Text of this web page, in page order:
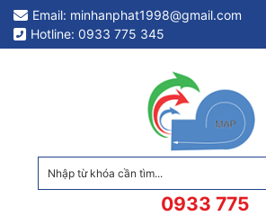
Email: minhanphat1998@gmail.com
Hotline: 0933 775 345
0933 775